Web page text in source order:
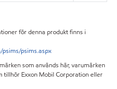
för denna produkt finns i
psims.aspx
som används här, varumärken
Exxon Mobil Corporation eller